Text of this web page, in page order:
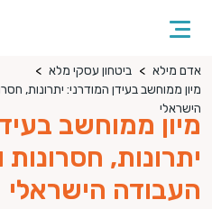
אדם מילא
ביטחון עסקי מלא
מיון ממוחשב בעידן המודרני: יתרונות,
הישראלי
מיון ממוחשב
יתרונות,
העבודה הישראלי